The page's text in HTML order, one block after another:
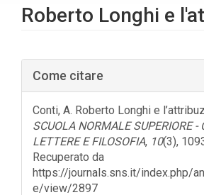
Roberto Longhi e
Barra
laterale
dell'articolo
Come citare
Conti, A. Roberto Longhi e
SCUOLA NORMALE SUPERIORE -
LETTERE E FILOSOFIA, 10(3),
Recuperato da
https://journals.sns.it/index.php/
e/view/2897